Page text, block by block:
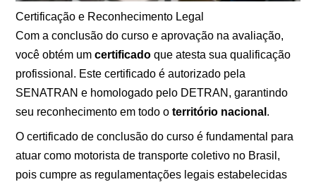
Certificação e Reconhecimento Legal
Com a conclusão do curso e aprovação na avaliação,
você obtém umcertificado que atesta sua qualificação
profissional. Este certificado é autorizado pela
SENATRAN e homologado pelo DETRAN, garantindo
seu reconhecimento em todo oterritório nacional .
O certificado de conclusão do curso é fundamental para
atuar como motorista de transporte coletivo no Brasil,
pois cumpre as regulamentações legais estabelecidas